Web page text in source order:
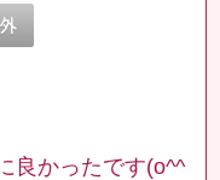
良かったです(o^^